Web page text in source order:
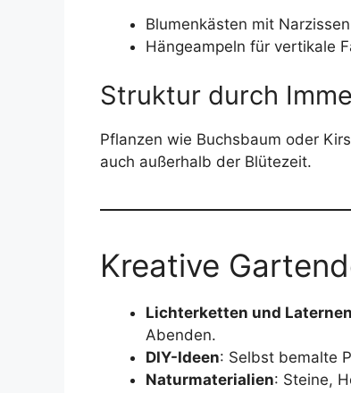
Blumenkästen mit
Hängeampeln für vertikale
Struktur durch
Pflanzen wie Buchsbaum oder
auch außerhalb der Blütezeit.
Kreative
Lichterketten und Laternen
Abenden.
DIY-Ideen: Selbst bemalte
Naturmaterialien: Steine,